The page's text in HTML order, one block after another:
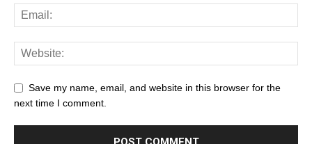
Save my name, email, and website in this browser for the
next time I comment.